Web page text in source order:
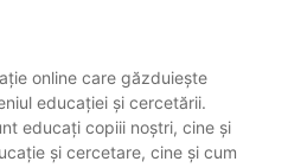
online care găzduiește
educației și cercetării.
educați copiii noștri, cine și
și cercetare, cine și cum